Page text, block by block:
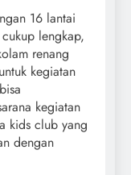
16 lantai
lengkap,
renang
kegiatan
kegiatan
kids club yang
dengan